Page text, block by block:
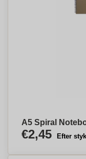
A5 Spiral
€2,45 Efter